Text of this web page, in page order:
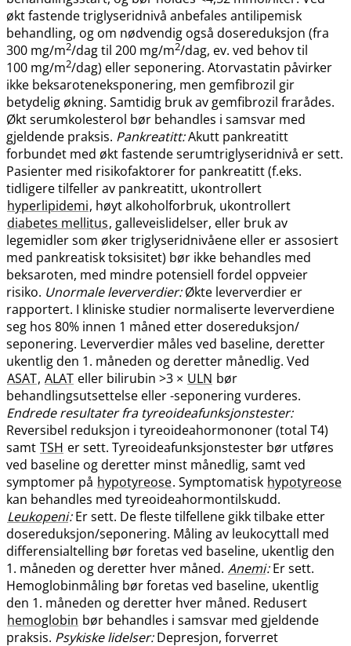
økt fastende triglyseridnivå anbefales antilipemisk
behandling, og om nødvendig også dosereduksjon (fra
300 mg​/​m2/dag til 200 mg​/​m2/dag, ev. ved behov til
100 mg​/​m2/dag) eller seponering. Atorvastatin påvirker
ikke beksaroteneksponering, men gemfibrozil gir
betydelig økning. Samtidig bruk av gemfibrozil frarådes.
Økt serumkolesterol bør behandles i samsvar med
gjeldende praksis. Pankreatitt:Akutt pankreatitt
forbundet med økt fastende serumtriglyseridnivå er sett.
Pasienter med risikofaktorer for pankreatitt (f.eks.
tidligere tilfeller av pankreatitt, ukontrollert
hyperlipidemi, høyt alkoholforbruk, ukontrollert
diabetes mellitus, galleveislidelser, eller bruk av
legemidler som øker triglyseridnivåene eller er assosiert
med pankreatisk toksisitet) bør ikke behandles med
beksaroten, med mindre potensiell fordel oppveier
risiko. Unormale leververdier:Økte leververdier er
rapportert. I kliniske studier normaliserte leververdiene
seg hos 80% innen 1 måned etter dosereduksjon​/​
seponering. Leververdier måles ved baseline, deretter
ukentlig den 1. måneden og deretter månedlig. Ved
ASAT, ALAT eller bilirubin >3 × ULN bør
behandlingsutsettelse eller -seponering vurderes.
Endrede resultater fra tyreoideafunksjonstester:
Reversibel reduksjon i tyreoideahormononer (total T4)
samt TSH er sett. Tyreoideafunksjonstester bør utføres
ved baseline og deretter minst månedlig, samt ved
symptomer på hypotyreose. Symptomatisk hypotyreose
kan behandles med tyreoideahormontilskudd.
Leukopeni:Er sett. De fleste tilfellene gikk tilbake etter
dosereduksjon​/​seponering. Måling av leukocyttall med
differensialtelling bør foretas ved baseline, ukentlig den
1. måneden og deretter hver måned. Anemi:Er sett.
Hemoglobinmåling bør foretas ved baseline, ukentlig
den 1. måneden og deretter hver måned. Redusert
hemoglobin bør behandles i samsvar med gjeldende
praksis. Psykiske lidelser:Depresjon, forverret